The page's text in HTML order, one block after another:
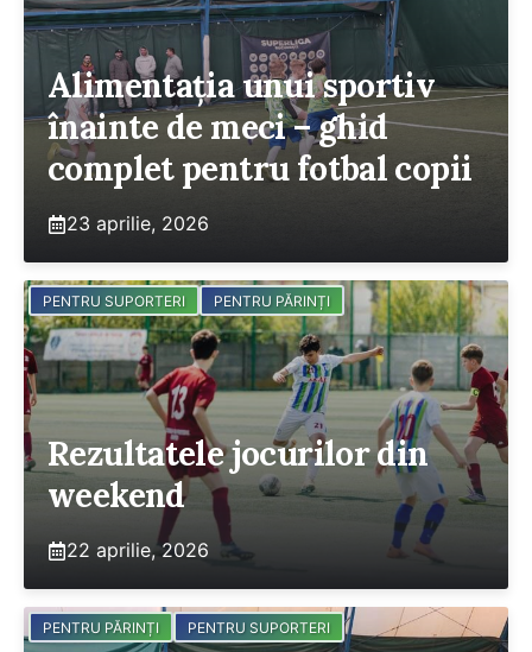
Alimentația unui sportiv
înainte de meci – ghid
complet pentru fotbal copii
23 aprilie, 2026
PENTRU SUPORTERI PENTRU PĂRINȚI
Rezultatele jocurilor din
weekend
22 aprilie, 2026
PENTRU PĂRINȚI PENTRU SUPORTERI